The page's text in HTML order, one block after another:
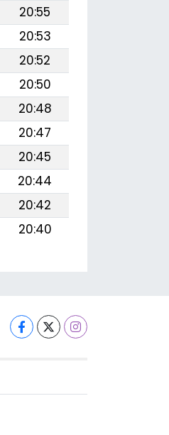
20:55
20:53
20:52
20:50
20:48
20:47
20:45
20:44
20:42
20:40